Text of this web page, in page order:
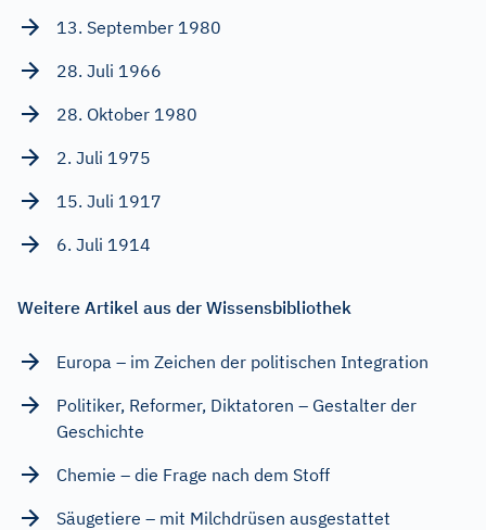
13. September 1980
28. Juli 1966
28. Oktober 1980
2. Juli 1975
15. Juli 1917
6. Juli 1914
Weitere Artikel aus der Wissensbibliothek
Europa – im Zeichen der politischen Integration
Politiker, Reformer, Diktatoren – Gestalter der
Geschichte
Chemie – die Frage nach dem Stoff
Säugetiere – mit Milchdrüsen ausgestattet